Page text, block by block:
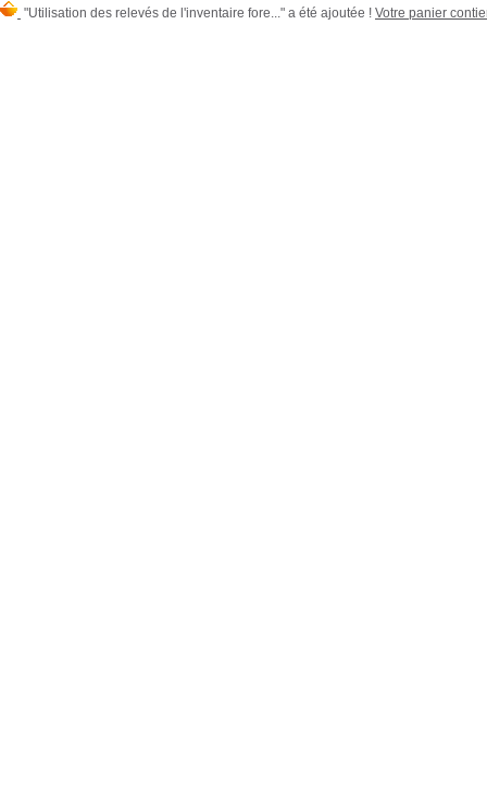
"Utilisation des relevés de l'inventaire fore..." a été ajoutée ! Votre panier